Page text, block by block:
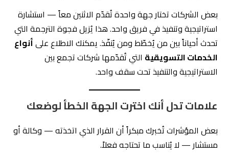
بعض الشركات تختار جهة واحدة تُقدّم الاثنين معاً — استشارة
استراتيجية وتنفيذ في فريق واحد. هذا يُزيل فجوة الترجمة التي
تحدث أحياناً بين من يُخطّط ومن يُنفّذ. يمكنك الاطلاع علىأنواع
الخدمات التسويقية التي تُقدّمها شركات تجمع بين
الاستراتيجية والتنفيذ تحت سقف واحد.
علامات تدل أنك اخترت الجهة الخطأ لوضعك
بعض المؤشرات تُخبرك مبكراً أن القرار الذي اتخذته — وكالة أو
مستشار — لا يُناسب ما تحتاجه فعلاً.